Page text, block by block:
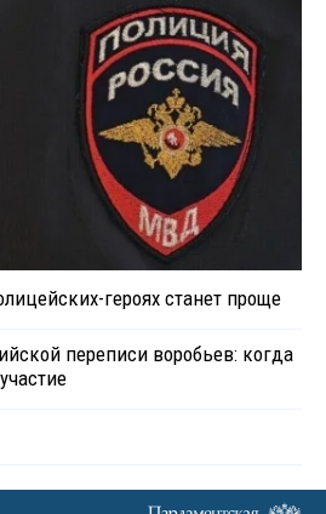
героях станет проще
переписи воробьев: когда